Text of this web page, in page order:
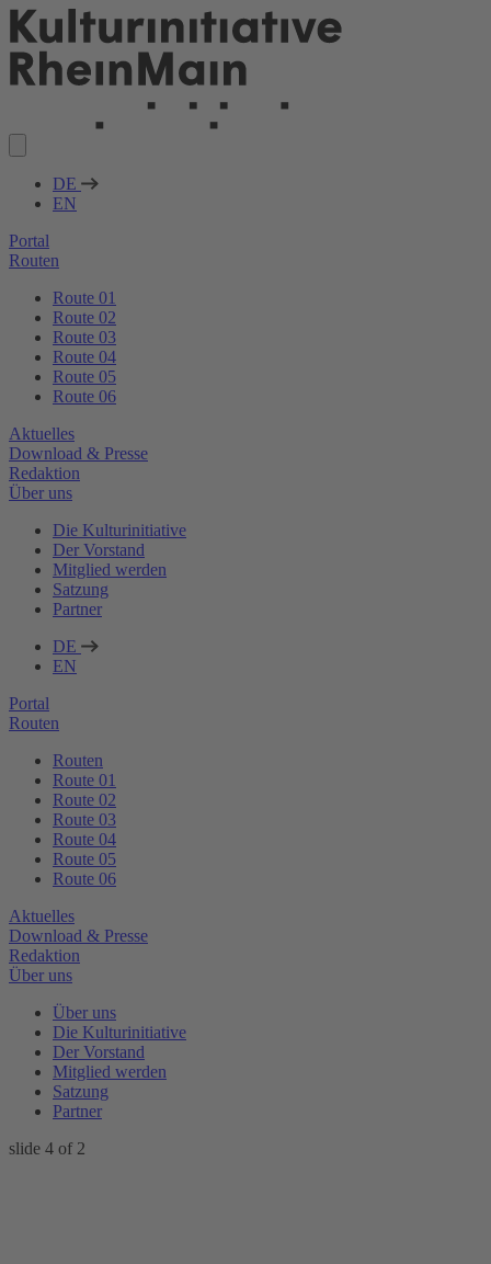
DE
EN
Portal
Routen
Route 01
Route 02
Route 03
Route 04
Route 05
Route 06
Aktuelles
Download & Presse
Redaktion
Über uns
Die Kulturinitiative
Der Vorstand
Mitglied werden
Satzung
Partner
DE
EN
Portal
Routen
Routen
Route 01
Route 02
Route 03
Route 04
Route 05
Route 06
Aktuelles
Download & Presse
Redaktion
Über uns
Über uns
Die Kulturinitiative
Der Vorstand
Mitglied werden
Satzung
Partner
slide 4 of 2